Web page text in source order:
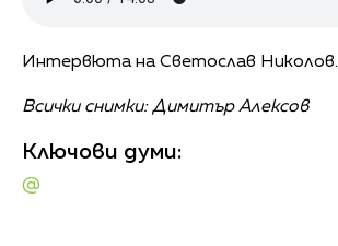
Интервюта на Светослав Николов.
Всички снимки: Димитър Алексов
Ключови думи:
@